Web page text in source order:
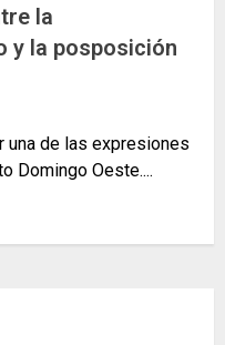
la
y la posposición
una de las expresiones
Domingo Oeste....